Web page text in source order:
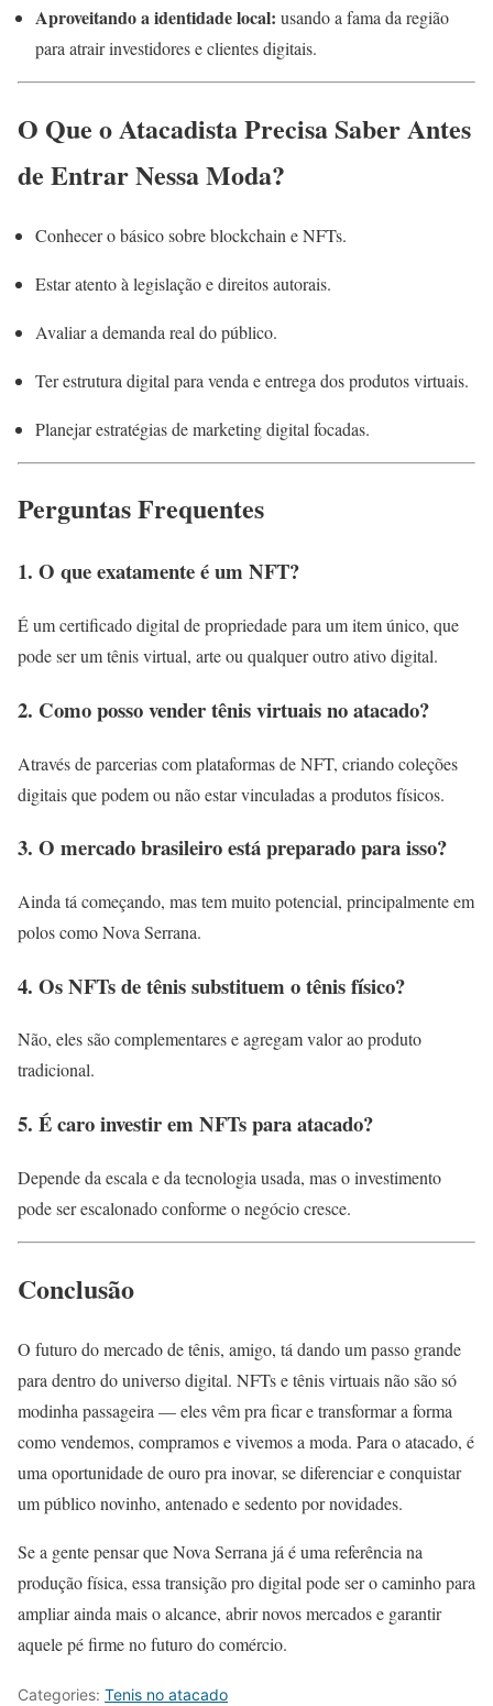
Aproveitando a identidade local: usando a fama da região
para atrair investidores e clientes digitais.
O Que o Atacadista Precisa Saber Antes
de Entrar Nessa Moda?
Conhecer o básico sobre blockchain e NFTs.
Estar atento à legislação e direitos autorais.
Avaliar a demanda real do público.
Ter estrutura digital para venda e entrega dos produtos virtuais.
Planejar estratégias de marketing digital focadas.
Perguntas Frequentes
1. O que exatamente é um NFT?
É um certificado digital de propriedade para um item único, que
pode ser um tênis virtual, arte ou qualquer outro ativo digital.
2. Como posso vender tênis virtuais no atacado?
Através de parcerias com plataformas de NFT, criando coleções
digitais que podem ou não estar vinculadas a produtos físicos.
3. O mercado brasileiro está preparado para isso?
Ainda tá começando, mas tem muito potencial, principalmente em
polos como Nova Serrana.
4. Os NFTs de tênis substituem o tênis físico?
Não, eles são complementares e agregam valor ao produto
tradicional.
5. É caro investir em NFTs para atacado?
Depende da escala e da tecnologia usada, mas o investimento
pode ser escalonado conforme o negócio cresce.
Conclusão
O futuro do mercado de tênis, amigo, tá dando um passo grande
para dentro do universo digital. NFTs e tênis virtuais não são só
modinha passageira — eles vêm pra ficar e transformar a forma
como vendemos, compramos e vivemos a moda. Para o atacado, é
uma oportunidade de ouro pra inovar, se diferenciar e conquistar
um público novinho, antenado e sedento por novidades.
Se a gente pensar que Nova Serrana já é uma referência na
produção física, essa transição pro digital pode ser o caminho para
ampliar ainda mais o alcance, abrir novos mercados e garantir
aquele pé firme no futuro do comércio.
Categories: Tenis no atacado